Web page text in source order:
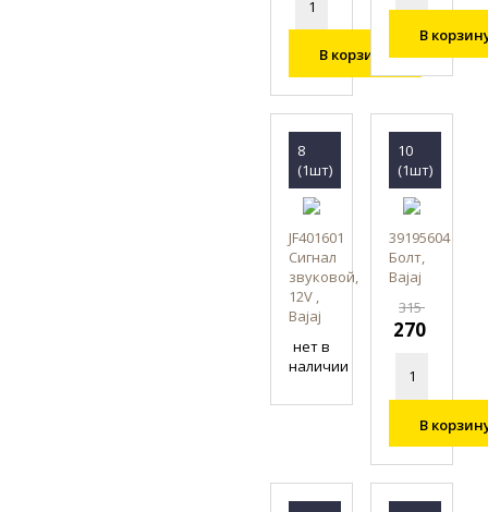
В корзину
В
8
(1шт)
JF401601
Сигнал
звуковой,
12V ,
Bajaj
нет в
наличии
10
(1шт)
39195604
Болт,
Bajaj
315
270
В